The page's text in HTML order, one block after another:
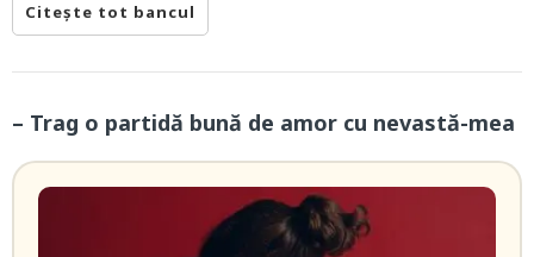
Citește tot bancul
– Trag o partidă bună de amor cu nevastă-mea